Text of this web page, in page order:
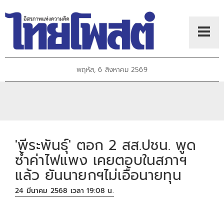
พฤหัส, 6 สิงหาคม 2569
'พีระพันธุ์' ตอก 2 สส.ปชน. พูด
ซ้ำค่าไฟแพง เคยตอบในสภาฯ
แล้ว ยันนายกฯไม่เอื้อนายทุน
24 มีนาคม 2568 เวลา 19:08 น.